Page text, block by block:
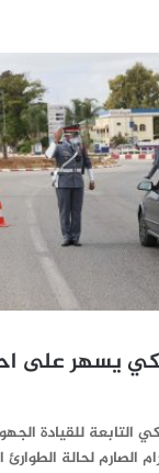
يسهر على
التابعة للقيادة
الصارم لحالة